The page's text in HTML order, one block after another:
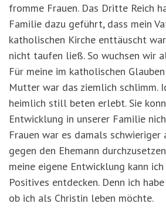
fromme Frauen. Das Dritte Reich
Familie dazu geführt, dass mein
katholischen Kirche enttäuscht
nicht taufen ließ. So wuchsen wir
Für meine im katholischen
Mutter war das ziemlich schlimm.
heimlich still beten erlebt. Sie
Entwicklung in unserer Familie
Frauen war es damals schwieriger
gegen den Ehemann
meine eigene Entwicklung kann
Positives entdecken. Denn ich
ob ich als Christin leben möchte.